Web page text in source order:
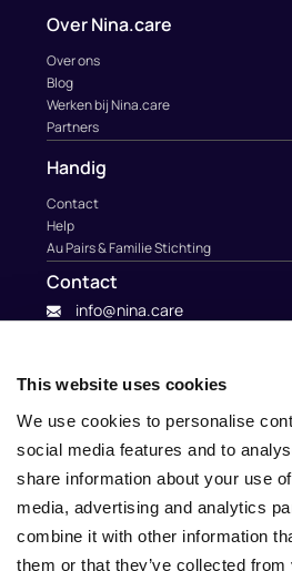
This website uses cookies
We use cookies to personalise
social media features and to
share information about your use
media, advertising and analytics
combine it with other information
them or that they’ve collected
Over Nina.care
Over ons
Blog
Werken bij Nina.care
Partners
Handig
Contact
Help
Au Pairs & Familie Stichting
Contact
info@nina.care